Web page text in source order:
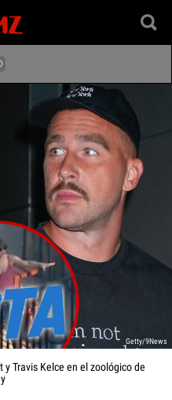
Getty/9News
y Travis Kelce en el zoológico de